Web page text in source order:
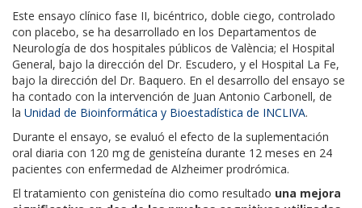
Este ensayo clínico fase II, bicéntrico, doble ciego, controlado
con placebo, se ha desarrollado en los Departamentos de
Neurología de dos hospitales públicos de València; el Hospital
General, bajo la dirección del Dr. Escudero, y el Hospital La Fe,
bajo la dirección del Dr. Baquero. En el desarrollo del ensayo se
ha contado con la intervención de Juan Antonio Carbonell, de
la Unidad de Bioinformática y Bioestadística de INCLIVA.
Durante el ensayo, se evaluó el efecto de la suplementación
oral diaria con 120 mg de genisteína durante 12 meses en 24
pacientes con enfermedad de Alzheimer prodrómica.
El tratamiento con genisteína dio como resultado una mejora